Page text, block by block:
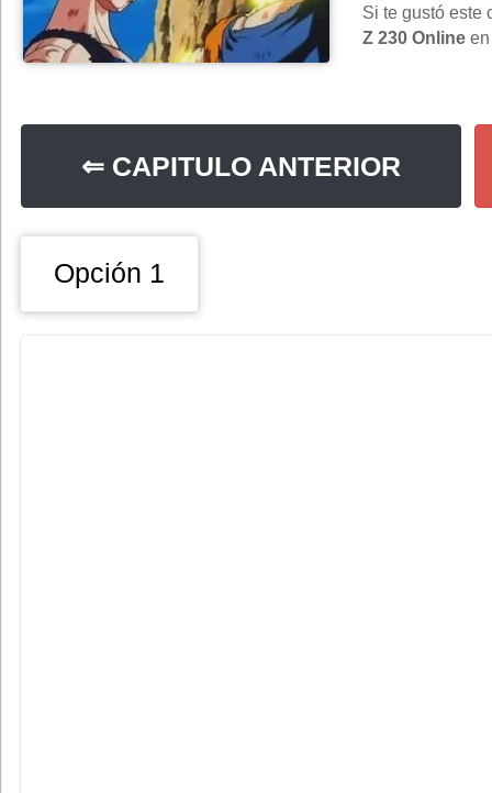
Si te gustó este
Z 230 Online
⇐ CAPITULO ANTERIOR
Opción 1